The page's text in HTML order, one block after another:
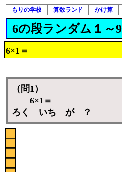
もりの学校 算数ランド かけ算
6の段ランダム１～9
6×1＝
（問1）
6×1＝
ろく いち が ？